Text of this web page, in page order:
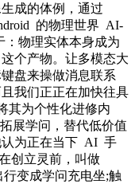
成的体例，通过
的物理世界 AI-
物理实体本身成为
个产物。让多模态大
盘来操做消息联系
我们正正在加快往具
其为个性化进修内
展学问，替代低价值
认为正在当下 AI 手
创立灵前，叫做
变成学问充电坐;触